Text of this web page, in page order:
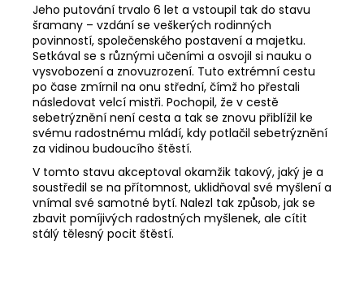
Jeho putování trvalo 6 let a vstoupil tak do stavu
šramany – vzdání se veškerých rodinných
povinností, společenského postavení a majetku.
Setkával se s různými učeními a osvojil si nauku o
vysvobození a znovuzrození. Tuto extrémní cestu
po čase zmírnil na onu střední, čímž ho přestali
následovat velcí mistři. Pochopil, že v cestě
sebetrýznění není cesta a tak se znovu přiblížil ke
svému radostnému mládí, kdy potlačil sebetrýznění
za vidinou budoucího štěstí.
V tomto stavu akceptoval okamžik takový, jaký je a
soustředil se na přítomnost, uklidňoval své myšlení a
vnímal své samotné bytí. Nalezl tak způsob, jak se
zbavit pomíjivých radostných myšlenek, ale cítit
stálý tělesný pocit štěstí.